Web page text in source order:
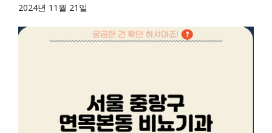
2024년 11월 21일